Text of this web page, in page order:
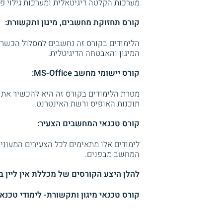
מערכות הקלטה דיגיטאלית ומערכות
קורס תחזוקת מחשבים, מיגון ותקשורת:
הלימודים בקורס זה נחשבים למסלול
המיגון והאבטחה הדיגיטלית.
קורס יישומי מחשב MS-Office:
מטרת הלימודים בקורס זה היא להכשיר
תוכנות האופיס ורשת האינטרנט.
קורס טכנאי המחשבים הצעיר:
לימודים אלו מתאימים לכל הצעירים
המחשב מבפנים.
להלן היצע הקורסים של מכללת אין
קורס טכנאי מיגון ותקשורת- לימודי